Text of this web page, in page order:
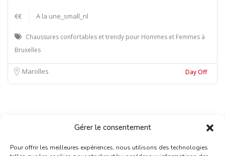
Gérer le consentement
Pour offrir les meilleures expériences, nous utilisons des technologies
€€ A la une_small_nl
Chaussures confortables et trendy pour Hommes et Femmes à
Bruxelles
Marolles Day Off